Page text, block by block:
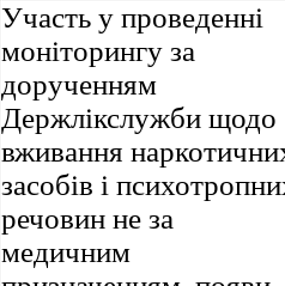
Участь у проведенні
моніторингу за
дорученням
Держлікслужби щодо
вживання
засобів і
речовин не за
медичним